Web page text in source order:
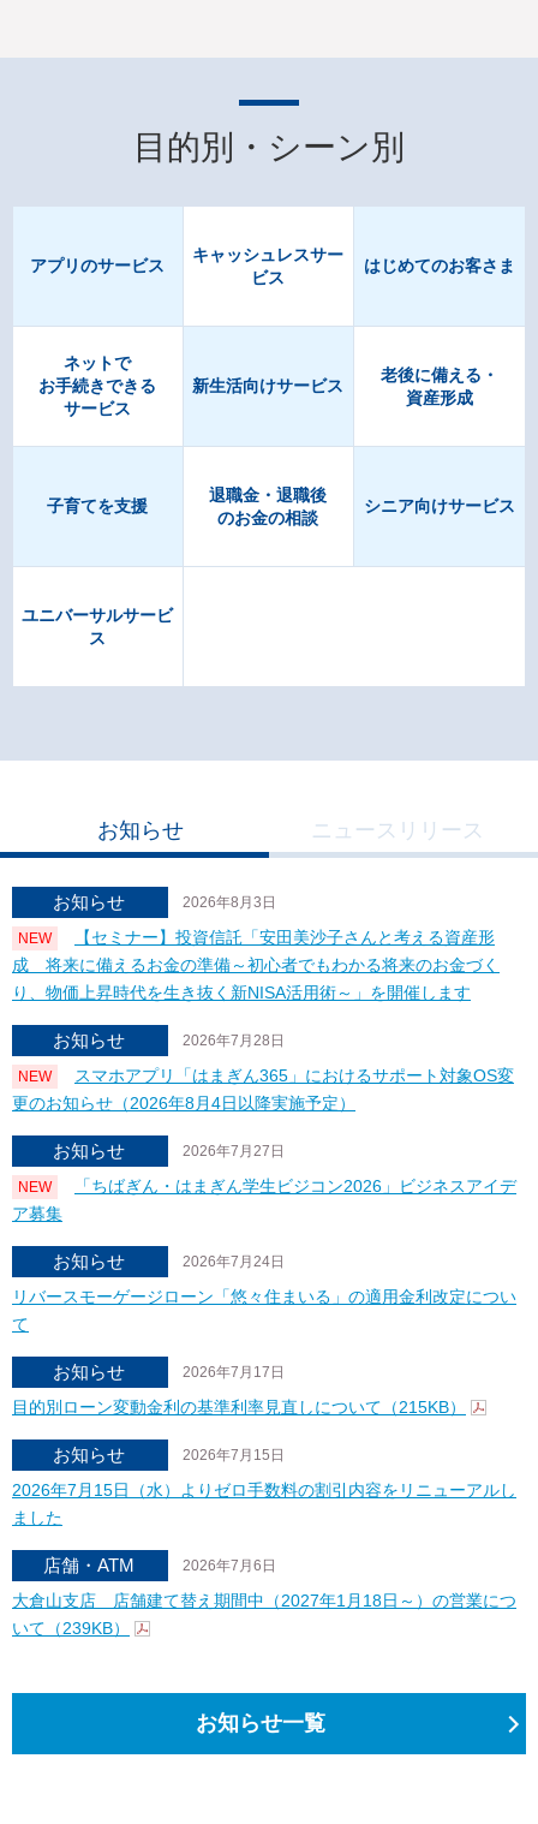
オンラインカジノによる賭博は犯罪です。
【重要】インターネットバンキングを狙った詐欺への対策
について
制限について（374KB）
ード等の認証情報を保存しないでください
【重要】スマートフォン向けアプリをダウンロードされる
法人間の外国送金の資金をだまし取る詐欺にご注意くださ
い
横浜銀行から送信するメールへの「BIMI」導入によるブラ
ンドアイコン表示について
目的別・シーン別
アプリのサービス
キャッシュレスサー
ビス
はじめてのお客さま
ネットで
お手続きできる
サービス
新生活向けサービス
老後に備える・
資産形成
子育てを支援
退職金・退職後
のお金の相談
シニア向けサービス
ユニバーサルサービ
ス
お知らせ ニュースリリース
2026年8月3日
お知らせ
NEW
【セミナー】投資信託「安田美沙子さんと考える資産形
成 将来に備えるお金の準備～初心者でもわかる将来のお金づく
り、物価上昇時代を生き抜く新NISA活用術～」を開催します
2026年7月28日
お知らせ
NEW
スマホアプリ「はまぎん365」におけるサポート対象OS変
更のお知らせ（2026年8月4日以降実施予定）
2026年7月27日
お知らせ
NEW
「ちばぎん・はまぎん学生ビジコン2026」ビジネスアイデ
ア募集
2026年7月24日
お知らせ
リバースモーゲージローン「悠々住まいる」の適用金利改定につい
て
2026年7月17日
お知らせ
目的別ローン変動金利の基準利率見直しについて（215KB）
2026年7月15日
お知らせ
2026年7月15日（水）よりゼロ手数料の割引内容をリニューアルし
ました
2026年7月6日
店舗・ATM
大倉山支店 店舗建て替え期間中（2027年1月18日～）の営業につ
いて（239KB）
お知らせ一覧